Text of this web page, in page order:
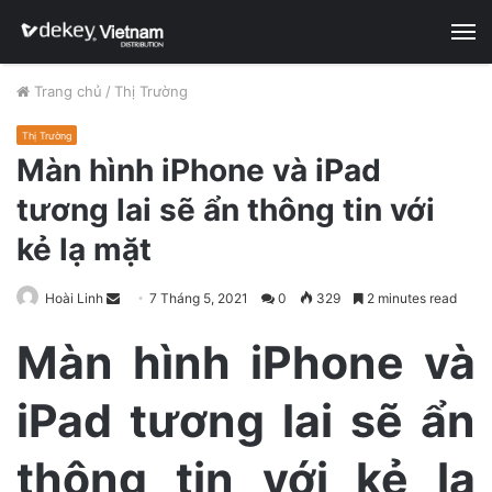
Trang chủ / Thị Trường
Thị Trường
Màn hình iPhone và iPad
tương lai sẽ ẩn thông tin với
kẻ lạ mặt
Hoài Linh
m
7 Tháng 5, 2021 0 329 2 minutes read
Màn hình iPhone và
iPad tương lai sẽ ẩn
thông tin với kẻ lạ